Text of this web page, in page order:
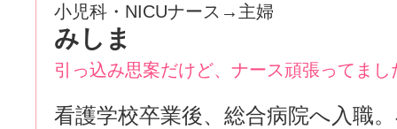
小児科・NICUナース→主婦
みしま
引っ込み思案だけど、ナース頑張ってまし
看護学校卒業後、総合病院へ入職